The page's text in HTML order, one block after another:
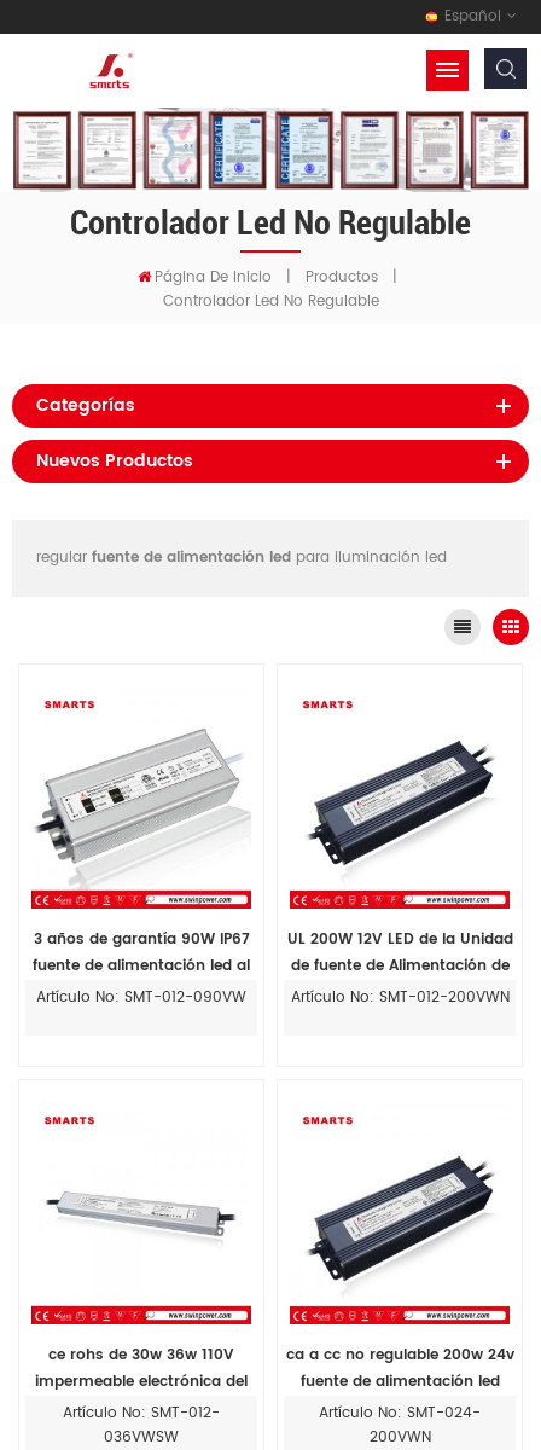
Español
Controlador Led No Regulable
Página De Inicio | Productos
|
Controlador Led No Regulable
Categorías
Nuevos Productos
regular fuente de alimentación led para iluminación led
3 años de garantía 90W IP67
fuente de alimentación led al
aire libre impermeable ac dc
Artículo No: SMT-012-090VW
UL 200W 12V LED de la Unidad
de fuente de Alimentación de
CA a CC
Artículo No: SMT-012-200VWN
ce rohs de 30w 36w 110V
impermeable electrónica del
conductor del led ip65 para el
panel de espejo
Artículo No: SMT-012-
036VWSW
ca a cc no regulable 200w 24v
fuente de alimentación led
Artículo No: SMT-024-
200VWN